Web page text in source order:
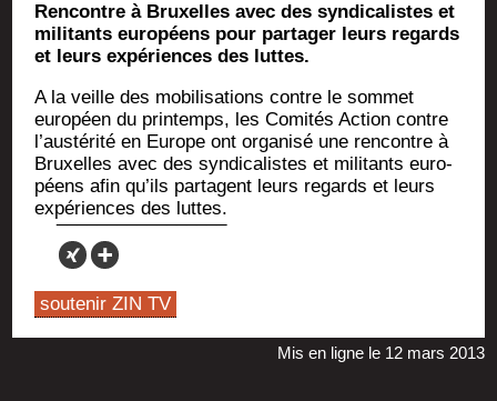
Rencontre à Bruxelles avec des syndicalistes et
militants européens pour partager leurs regards
et leurs expériences des luttes.
A la veille des mobi­li­sa­tions contre le som­met
euro­péen du prin­temps, les Comi­tés Action contre
l’aus­té­ri­té en Europe ont orga­ni­sé une ren­contre à
Bruxelles avec des syn­di­ca­listes et mili­tants euro­
péens afin qu’ils par­tagent leurs regards et leurs
expé­riences des luttes.
soutenir ZIN TV
Mis en ligne le 12 mars 2013